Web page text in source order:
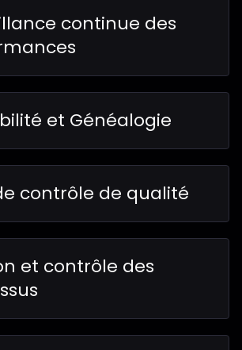
continue des
et Généalogie
contrôle de qualité
et contrôle des